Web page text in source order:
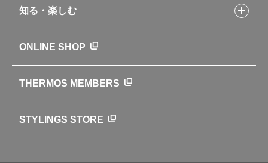
カタログ
世界のサーモス
サーモスの歴史
知る・楽しむ
クラブサーモス
WEBマガジン
お弁当にエールを込めて
ONLINE SHOP
THERMOS MEMBERS
STYLINGS STORE